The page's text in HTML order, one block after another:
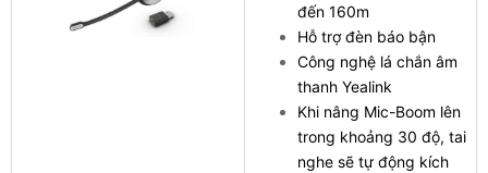
đến 160m
Hỗ trợ đèn báo bận
Công nghệ lá chắn âm
thanh Yealink
Khi nâng Mic-Boom lên
trong khoảng 30 độ, tai
nghe sẽ tự động kích